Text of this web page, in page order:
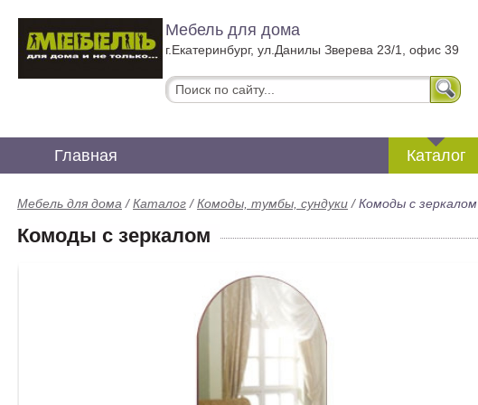
Мебель для дома
г.Екатеринбург, ул.Данилы Зверева 23/1, офис 39
Главная Каталог
Мебель для дома /Каталог /Комоды, тумбы, сундуки /Комоды с зеркалом
Комоды с зеркалом